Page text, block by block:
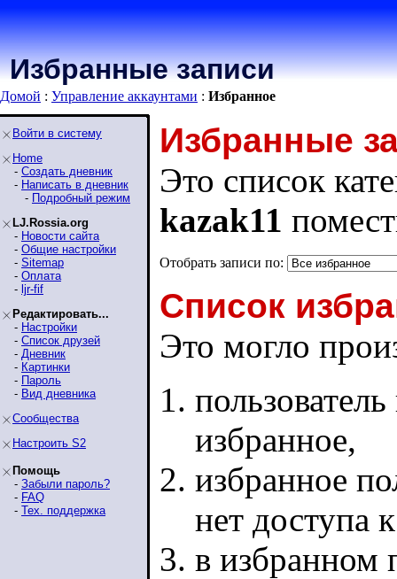
Избранные записи
Домой : Управление аккаунтами : Избранное
Войти в систему
Home
- Создать дневник
- Написать в дневник
- Подробный режим
LJ.Rossia.org
- Новости сайта
- Общие настройки
- Sitemap
- Оплата
- ljr-fif
Редактировать...
- Настройки
- Список друзей
- Дневник
- Картинки
- Пароль
- Вид дневника
Сообщества
Настроить S2
Помощь
- Забыли пароль?
- FAQ
- Тех. поддержка
Избранные
Это список
kazak11
Отобрать записи по:
Список
Это могло
избранное,
избранное
нет доступа
в избранном